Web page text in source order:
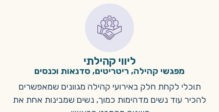
ליווי קהילתי
מפגשי קהילה, ריטריטים, סדנאות וכנסים
תוכלי לקחת חלק באירועי קהילה מגוונים שמאפשרים
להכיר עוד נשים מדהימות כמוך, נשים שמבינות אחת את